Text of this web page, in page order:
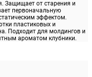
Защищает от старения и
первоначальную
эффектом.
пластиковых и
Подходит для молдингов и
ароматом клубники.